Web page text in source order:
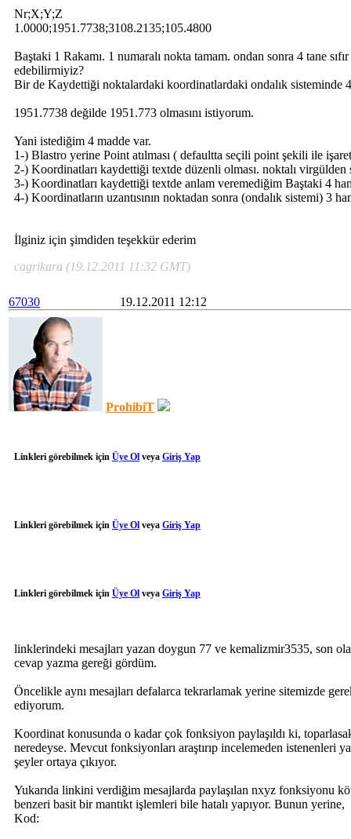
Nr;X;Y;Z
1.0000;1951.7738;3108.2135;105.4800
Baştaki 1 Rakamı. 1 numaralı nokta tamam. ondan sonra 4 tane
edebilirmiyiz?
Bir de Kaydettiği noktalardaki koordinatlardaki ondalık sisteminde
1951.7738 değilde 1951.773 olmasını istiyorum.
Yani istediğim 4 madde var.
1-) Blastro yerine Point atılması ( defaultta seçili point şekili ile
2-) Koordinatları kaydettiği textde düzenli olması. noktalı
3-) Koordinatları kaydettiği textde anlam veremediğim Baştaki 4
4-) Koordinatların uzantısının noktadan sonra (ondalık sistemi) 3
İlginiz için şimdiden teşekkür ederim
cagrikara (19.12.2011 11:32 GMT)
67030 19.12.2011 12:12
ProhibiT
Linkleri görebilmek için Üye Ol veya Giriş Yap
Linkleri görebilmek için Üye Ol veya Giriş Yap
Linkleri görebilmek için Üye Ol veya Giriş Yap
linklerindeki mesajları yazan doygun 77 ve kemalizmir3535, son
cevap yazma gereği gördüm.
Öncelikle aynı mesajları defalarca tekrarlamak yerine sitemizde
ediyorum.
Koordinat konusunda o kadar çok fonksiyon paylaşıldı ki,
neredeyse. Mevcut fonksiyonları araştırıp incelemeden istenenleri
şeyler ortaya çıkıyor.
Yukarıda linkini verdiğim mesajlarda paylaşılan nxyz fonksiyonu
benzeri basit bir mantıkt işlemleri bile hatalı yapıyor. Bunun yerine,
Kod: